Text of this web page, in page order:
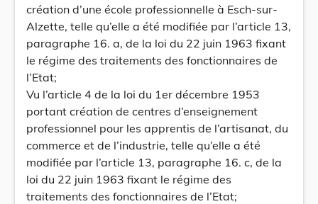
création d’une école professionnelle à Esch-sur-
Alzette, telle qu’elle a été modifiée par l’article 13,
paragraphe 16. a, de la loi du 22 juin 1963 fixant
le régime des traitements des fonctionnaires de
l’Etat;
Vu l’article 4 de la loi du 1er décembre 1953
portant création de centres d’enseignement
professionnel pour les apprentis de l’artisanat, du
commerce et de l’industrie, telle qu’elle a été
modifiée par l’article 13, paragraphe 16. c, de la
loi du 22 juin 1963 fixant le régime des
traitements des fonctionnaires de l’Etat;